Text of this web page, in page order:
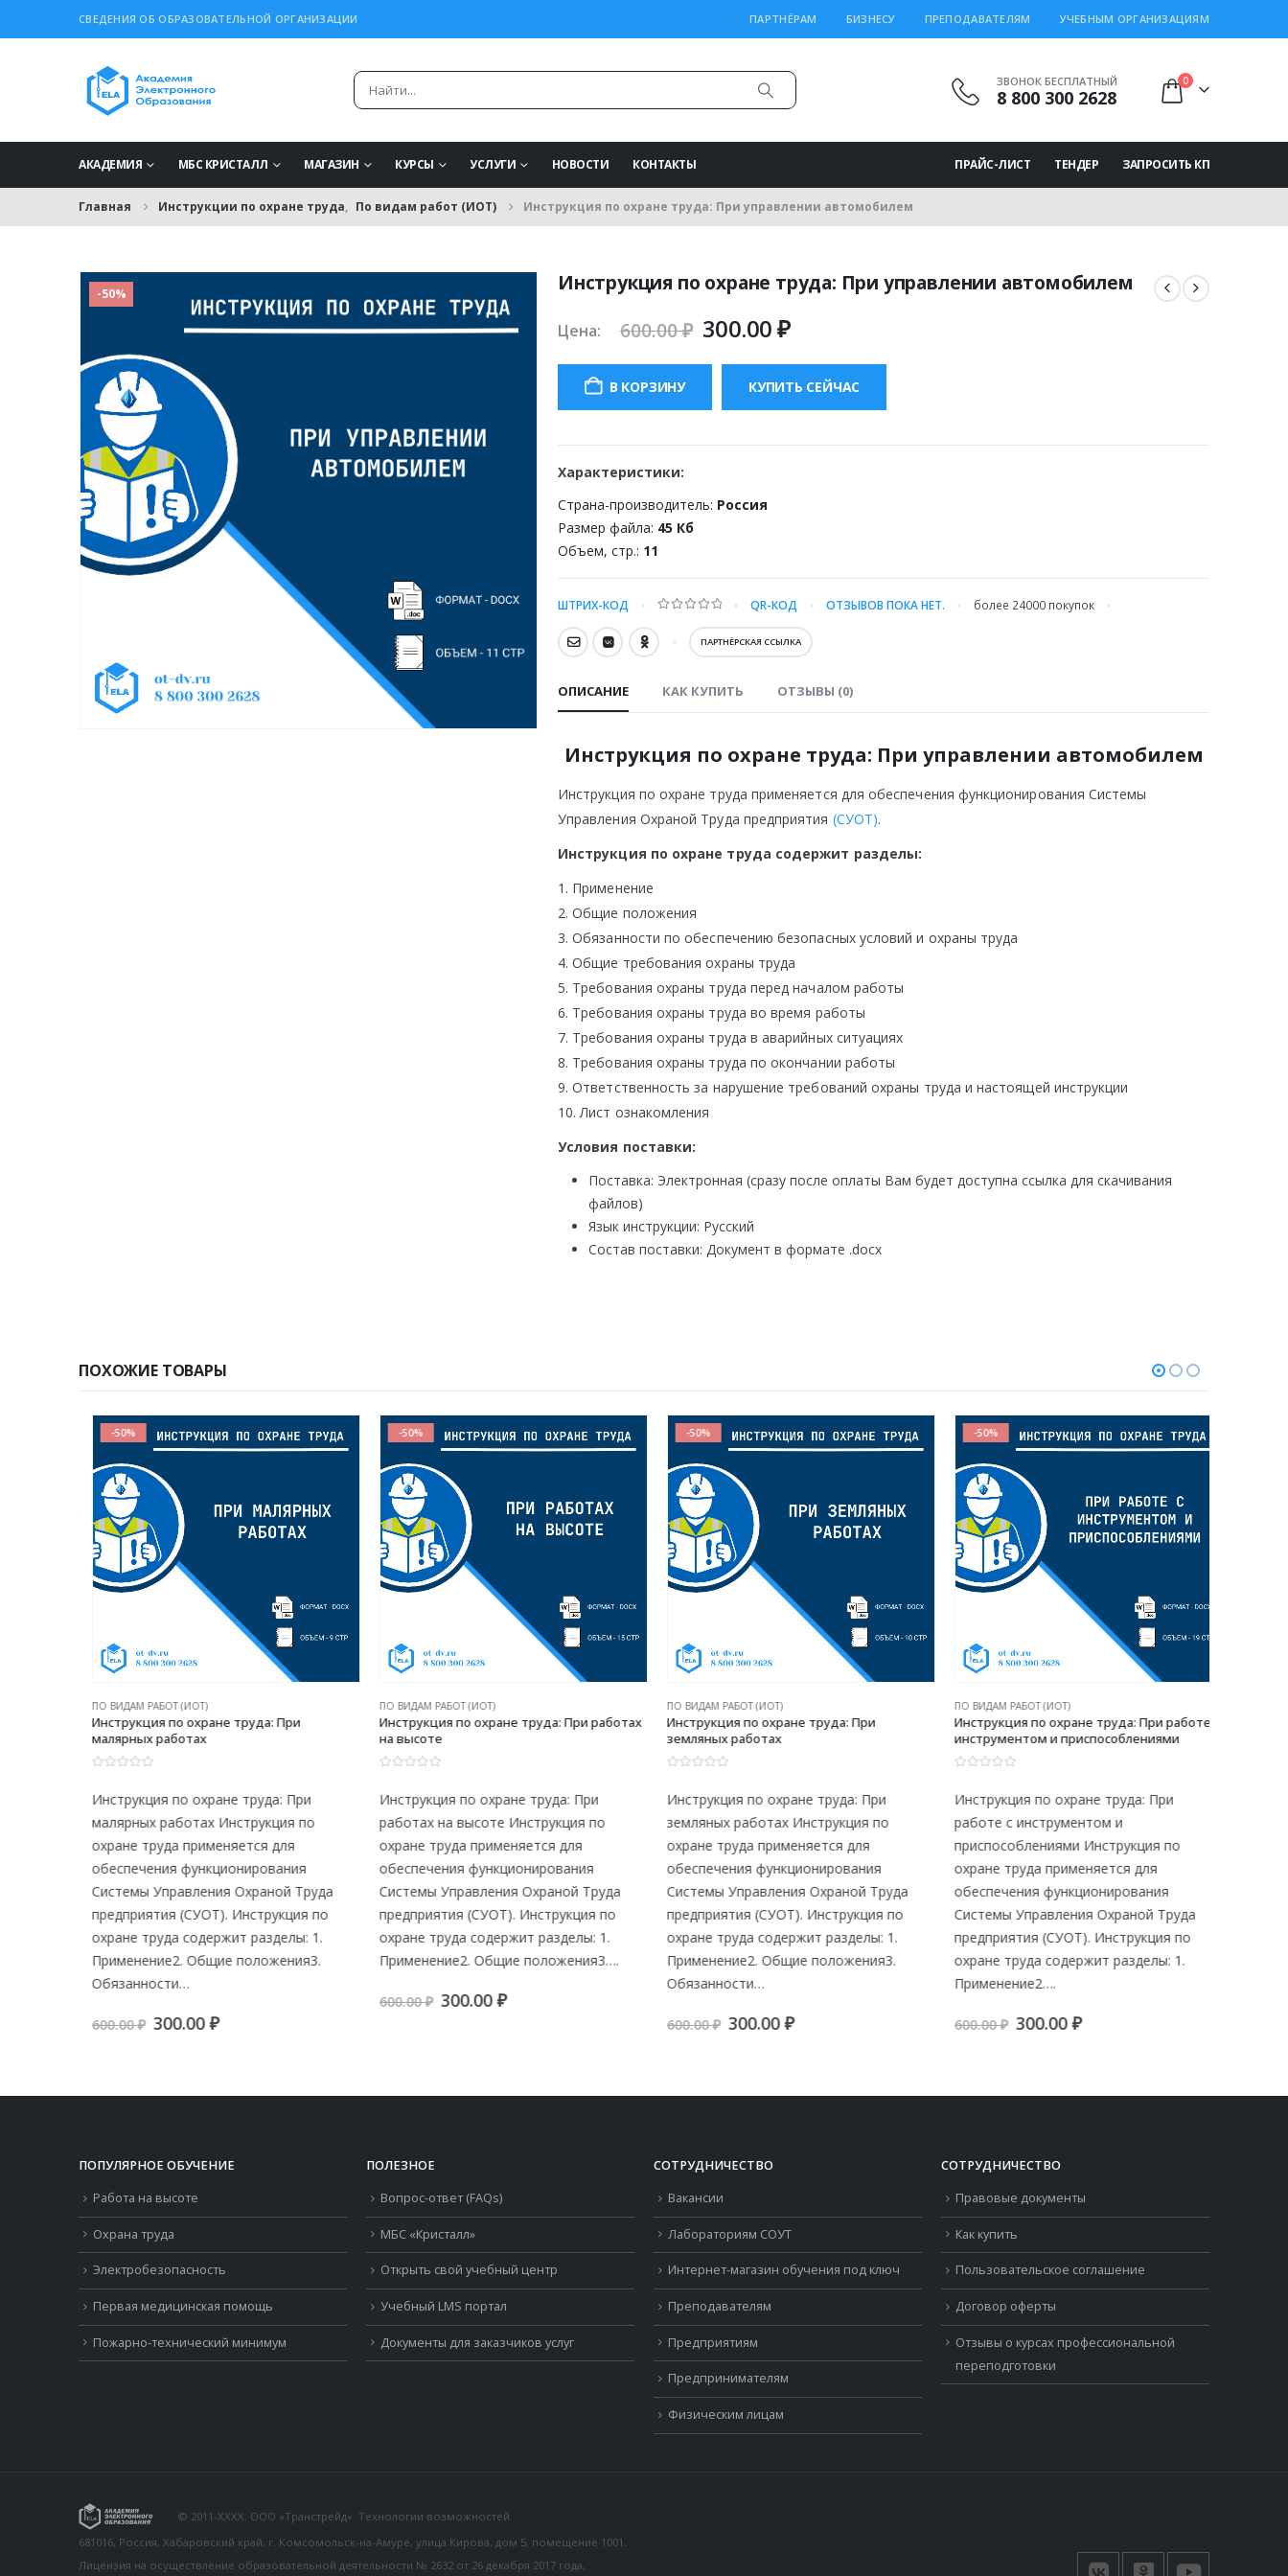
СВЕДЕНИЯ ОБ ОБРАЗОВАТЕЛЬНОЙ ОРГАНИЗАЦИИ ПАРТНЁРАМ БИЗНЕСУ ПРЕПОДАВАТЕЛЯМ УЧЕБНЫМ ОРГАНИЗАЦИЯМ
ЗВОНОК БЕСПЛАТНЫЙ
8 800 300 2628
0
АКАДЕМИЯ МБС КРИСТАЛЛ МАГАЗИН КУРСЫ УСЛУГИ НОВОСТИ КОНТАКТЫ ПРАЙС-ЛИСТ ТЕНДЕР ЗАПРОСИТЬ КП
Главная Инструкции по охране труда, По видам работ (ИОТ) Инструкция по охране труда: При управлении автомобилем
-50% Инструкция по охране труда: При управлении автомобилем
Цена: 600.00₽ Первоначальная
составляла
600.00 ₽.
300.00₽Текущая
300.00 ₽.
В КОРЗИНУ КУПИТЬ СЕЙЧАС
Характеристики:
Страна-производитель: Россия
Размер файла: 45 Кб
Объем, стр.: 11
ШТРИХ-КОД QR-КОД ОТЗЫВОВ ПОКА НЕТ. более 24000покупок
ПАРТНЁРСКАЯ ССЫЛКА
ОПИСАНИЕ КАК КУПИТЬ ОТЗЫВЫ (0)
Инструкция по охране труда: При управлении автомобилем
Инструкция по охране труда применяется для обеспечения функционирования Системы
Управления Охраной Труда предприятия (СУОТ).
Инструкция по охране труда содержит разделы:
1. Применение
2. Общие положения
3. Обязанности по обеспечению безопасных условий и охраны труда
4. Общие требования охраны труда
5. Требования охраны труда перед началом работы
6. Требования охраны труда во время работы
7. Требования охраны труда в аварийных ситуациях
8. Требования охраны труда по окончании работы
9. Ответственность за нарушение требований охраны труда и настоящей инструкции
10. Лист ознакомления
Условия поставки:
Поставка: Электронная (сразу после оплаты Вам будет доступна ссылка для скачивания
файлов)
Язык инструкции: Русский
Состав поставки: Документ в формате .docx
ПОХОЖИЕ ТОВАРЫ
-50%
ПО ВИДАМ РАБОТ (ИОТ)
Инструкция по охране труда: При
малярных работах
Инструкция по охране труда: При
малярных работах Инструкция по
охране труда применяется для
обеспечения функционирования
Системы Управления Охраной Труда
предприятия (СУОТ). Инструкция по
охране труда содержит разделы: 1.
Применение2. Общие положения3.
Обязанности…
600.00₽ Первоначальная
300.00₽Текущая
-50%
ПО ВИДАМ РАБОТ (ИОТ)
Инструкция по охране труда: При работах
на высоте
Инструкция по охране труда: При
работах на высоте Инструкция по
охране труда применяется для
обеспечения функционирования
Системы Управления Охраной Труда
предприятия (СУОТ). Инструкция по
охране труда содержит разделы: 1.
Применение2. Общие положения3….
600.00₽ Первоначальная
300.00₽Текущая
-50%
ПО ВИДАМ РАБОТ (ИОТ)
Инструкция по охране труда: При
земляных работах
Инструкция по охране труда: При
земляных работах Инструкция по
охране труда применяется для
обеспечения функционирования
Системы Управления Охраной Труда
предприятия (СУОТ). Инструкция по
охране труда содержит разделы: 1.
Применение2. Общие положения3.
Обязанности…
600.00₽ Первоначальная
300.00₽Текущая
-50%
ПО ВИДАМ РАБОТ (ИОТ)
Инструкция по охране труда: При работе с
инструментом и приспособлениями
Инструкция по охране труда: При
работе с инструментом и
приспособлениями Инструкция по
охране труда применяется для
обеспечения функционирования
Системы Управления Охраной Труда
предприятия (СУОТ). Инструкция по
охране труда содержит разделы: 1.
Применение2….
600.00₽ Первоначальная
300.00₽Текущая
ПОПУЛЯРНОЕ ОБУЧЕНИЕ
Работа на высоте
Охрана труда
Электробезопасность
Первая медицинская помощь
Пожарно-технический минимум
ПОЛЕЗНОЕ
Вопрос-ответ (FAQs)
МБС «Кристалл»
Открыть свой учебный центр
Учебный LMS портал
Документы для заказчиков услуг
СОТРУДНИЧЕСТВО
Вакансии
Лабораториям СОУТ
Интернет-магазин обучения под ключ
Преподавателям
Предприятиям
Предпринимателям
Физическим лицам
СОТРУДНИЧЕСТВО
Правовые документы
Как купить
Пользовательское соглашение
Договор оферты
Отзывы о курсах профессиональной
переподготовки
© 2011-XXXX. ООО «Транстрейд». Технологии возможностей.
681016, Россия, Хабаровский край, г. Комсомольск-на-Амуре, улица Кирова, дом 5, помещение 1001.
Лицензия на осуществление образовательной деятельности № 2632 от 26 декабря 2017 года,